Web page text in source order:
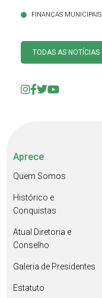
FINANÇAS MUNICIPAIS
TODAS AS NOTÍCIAS
Aprece
Quem Somos
Histórico e
Conquistas
Atual Diretoria e
Conselho
Galeria de Presidentes
Estatuto